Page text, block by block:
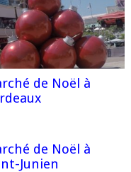
de Noël à
de Noël à
Junien